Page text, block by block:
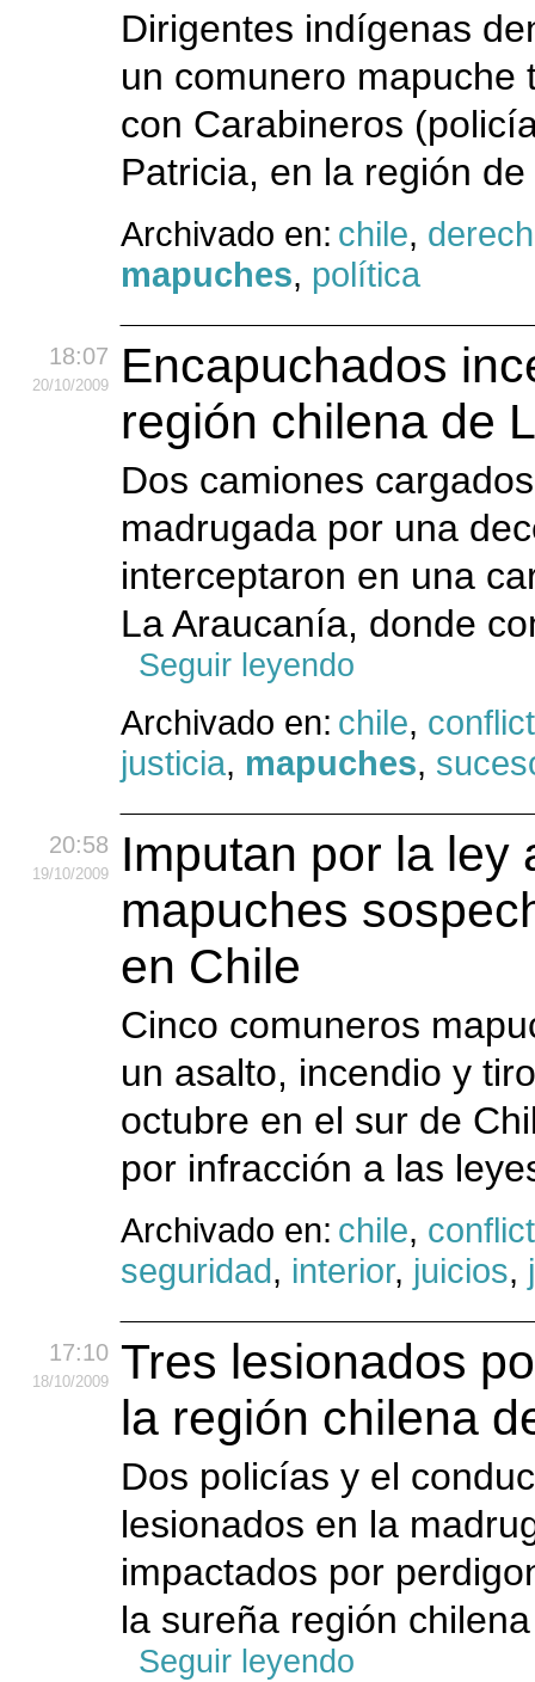
Dirigentes indígenas
un comunero mapuche
con Carabineros
Patricia, en la región
Archivado en: chile,
mapuches, política
18:07
20/10/2009
Encapuchados
región chilena de
Dos camiones
madrugada por una
interceptaron en una
La Araucanía, donde
Seguir leyendo
Archivado en: chile,
justicia, mapuches,
20:58
19/10/2009
Imputan por la ley
mapuches
en Chile
Cinco comuneros
un asalto, incendio y
octubre en el sur de
por infracción a las
Archivado en: chile,
seguridad, interior, juicios,
17:10
18/10/2009
Tres lesionados
la región chilena
Dos policías y el
lesionados en la
impactados por
la sureña región
Seguir leyendo